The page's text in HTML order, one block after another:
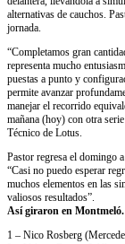
alternativas de cauchos.
jornada.
“Completamos gran
representa mucho
puestas a punto y
permite avanzar
manejar el recorrido
mañana (hoy) con otra
Técnico de Lotus.
Pastor regresa el domingo
“Casi no puedo esperar
muchos elementos en las
valiosos resultados”.
Así giraron en
1 – Nico Rosberg